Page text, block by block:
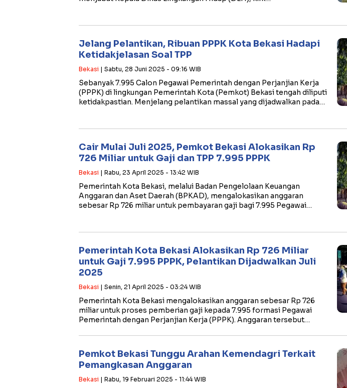
Jelang Pelantikan, Ribuan PPPK Kota Bekasi Hadapi
Ketidakjelasan Soal TPP
Bekasi | Sabtu, 28 Juni 2025 - 09:16 WIB
Sebanyak 7.995 Calon Pegawai Pemerintah dengan Perjanjian Kerja
(PPPK) di lingkungan Pemerintah Kota (Pemkot) Bekasi tengah diliputi
ketidakpastian. Menjelang pelantikan massal yang dijadwalkan pada…
Cair Mulai Juli 2025, Pemkot Bekasi Alokasikan Rp
726 Miliar untuk Gaji dan TPP 7.995 PPPK
Bekasi | Rabu, 23 April 2025 - 13:42 WIB
Pemerintah Kota Bekasi, melalui Badan Pengelolaan Keuangan
Anggaran dan Aset Daerah (BPKAD), mengalokasikan anggaran
sebesar Rp 726 miliar untuk pembayaran gaji bagi 7.995 Pegawai…
Pemerintah Kota Bekasi Alokasikan Rp 726 Miliar
untuk Gaji 7.995 PPPK, Pelantikan Dijadwalkan Juli
2025
Bekasi | Senin, 21 April 2025 - 03:24 WIB
Pemerintah Kota Bekasi mengalokasikan anggaran sebesar Rp 726
miliar untuk proses pemberian gaji kepada 7.995 formasi Pegawai
Pemerintah dengan Perjanjian Kerja (PPPK). Anggaran tersebut…
Pemkot Bekasi Tunggu Arahan Kemendagri Terkait
Pemangkasan Anggaran
Bekasi | Rabu, 19 Februari 2025 - 11:44 WIB